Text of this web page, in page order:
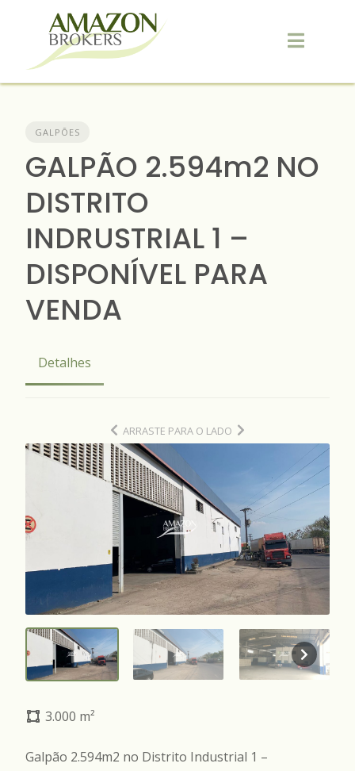
GALPÕES
GALPÃO 2.594m2 NO
DISTRITO
INDRUSTRIAL 1 –
DISPONÍVEL PARA
VENDA
Detalhes
ARRASTE PARA O LADO
3.000 m²
Galpão 2.594m2 no Distrito Industrial 1 –